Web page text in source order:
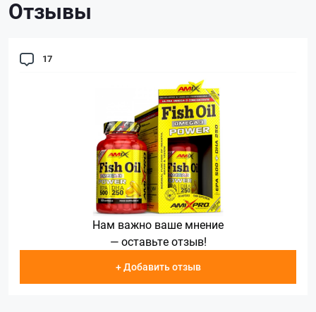
Отзывы
17
Нам важно ваше мнение
— оставьте отзыв!
+ Добавить отзыв